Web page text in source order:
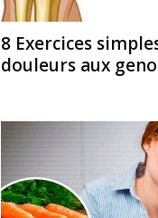
8 Exercices
douleurs aux